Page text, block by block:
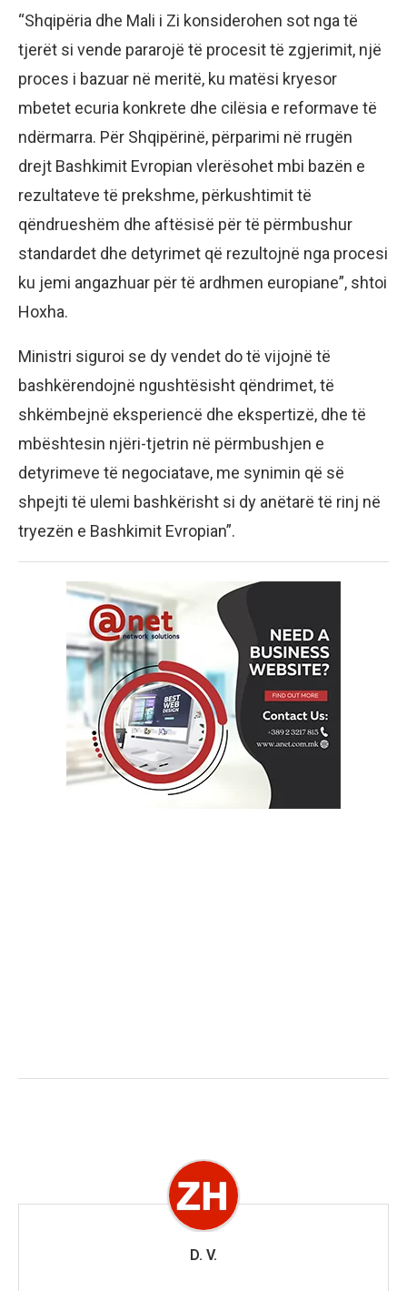
“Shqipëria dhe Mali i Zi konsiderohen sot nga të
tjerët si vende pararojë të procesit të zgjerimit, një
proces i bazuar në meritë, ku matësi kryesor
mbetet ecuria konkrete dhe cilësia e reformave të
ndërmarra. Për Shqipërinë, përparimi në rrugën
drejt Bashkimit Evropian vlerësohet mbi bazën e
rezultateve të prekshme, përkushtimit të
qëndrueshëm dhe aftësisë për të përmbushur
standardet dhe detyrimet që rezultojnë nga procesi
ku jemi angazhuar për të ardhmen europiane”, shtoi
Hoxha.
Ministri siguroi se dy vendet do të vijojnë të
bashkërendojnë ngushtësisht qëndrimet, të
shkëmbejnë eksperiencë dhe ekspertizë, dhe të
mbështesin njëri-tjetrin në përmbushjen e
detyrimeve të negociatave, me synimin që së
shpejti të ulemi bashkërisht si dy anëtarë të rinj në
tryezën e Bashkimit Evropian”.
D. V.